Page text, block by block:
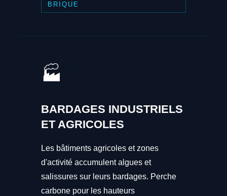
BRIQUE
🏭
BARDAGES INDUSTRIELS
ET AGRICOLES
Les bâtiments agricoles et zones
d'activité accumulent algues et
salissures sur leurs bardages. Perche
carbone pour les hauteurs